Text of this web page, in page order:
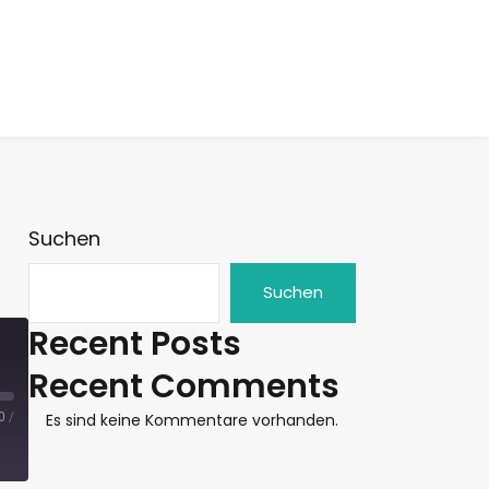
/
Suchen
Suchen
Recent Posts
Recent Comments
Es sind keine Kommentare vorhanden.